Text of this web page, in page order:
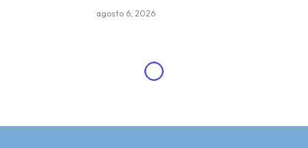
agosto 6, 2026